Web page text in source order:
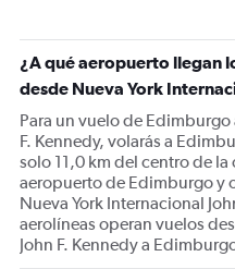
Y
axis
displaying
Number
of
flights.
Range:
0
to
75.
¿A qué aeropuerto llegan
desde Nueva York
Para un vuelo de Edimburgo
F. Kennedy, volarás a
solo 11,0 km del centro de
aeropuerto de Edimburgo y
Nueva York Internacional
aerolíneas operan vuelos
John F. Kennedy a